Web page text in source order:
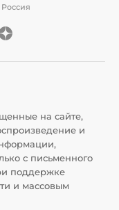
Россия
на сайте,
и
с письменного
поддержке
и массовым